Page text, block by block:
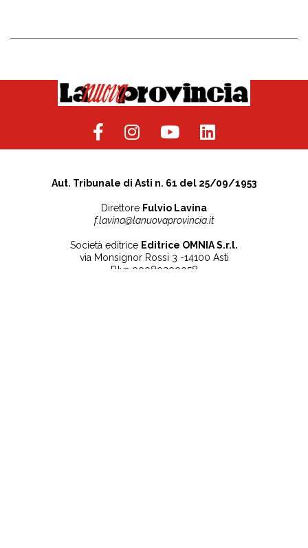
Aut. Tribunale di Asti n. 61 del 25/09/1953
Direttore Fulvio Lavina
f.lavina@lanuovaprovincia.it
Società editrice Editrice OMNIA S.r.l.
via Monsignor Rossi 3 -14100 Asti
P.Iva 00080200058